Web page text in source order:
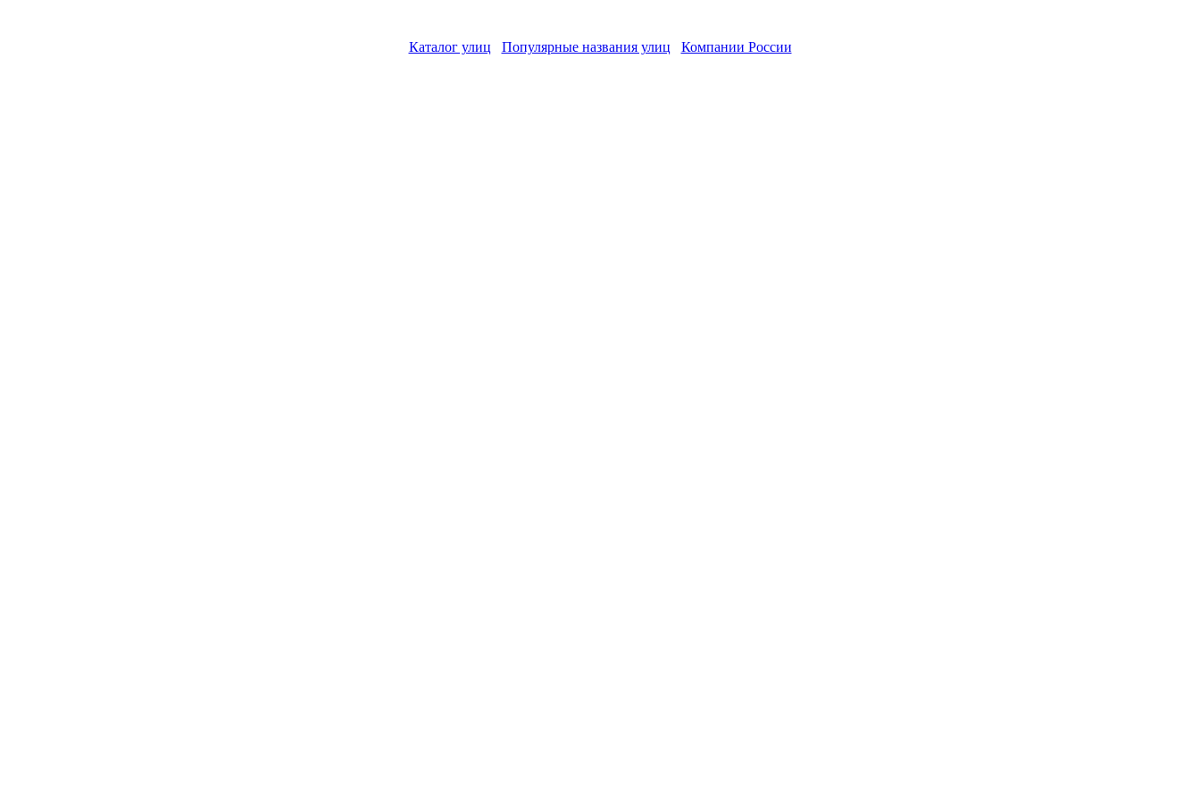
Каталог улиц Популярные названия улиц Компании России